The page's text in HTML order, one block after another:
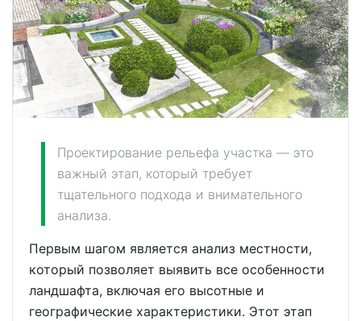
Проектирование рельефа участка — это
важный этап, который требует
тщательного подхода и внимательного
анализа.
Первым шагом является анализ местности,
который позволяет выявить все особенности
ландшафта, включая его высотные и
географические характеристики. Этот этап